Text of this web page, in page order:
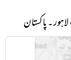
۔ پاکستان